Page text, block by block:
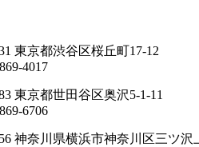
東京都渋谷区桜丘町17-12
4017
東京都世田谷区奥沢5-1-11
6706
神奈川県横浜市神奈川区三ツ沢